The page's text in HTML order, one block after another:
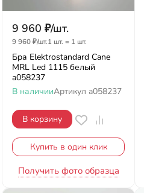
9 960 ₽/шт.
9 960₽/шт.1 шт. = 1 шт.
Бра Elektrostandard Cane
MRL Led 1115 белый
a058237
В наличииАртикул a058237
В корзину
Купить в один клик
Получить фото образца